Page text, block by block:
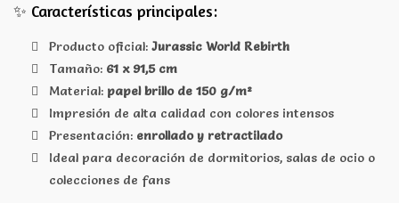
✨ Características principales:
Producto oficial: Jurassic World Rebirth
Tamaño: 61 x 91,5 cm
Material: papel brillo de 150 g/m²
Impresión de alta calidad con colores intensos
Presentación: enrollado y retractilado
Ideal para decoración de dormitorios, salas de ocio o
colecciones de fans